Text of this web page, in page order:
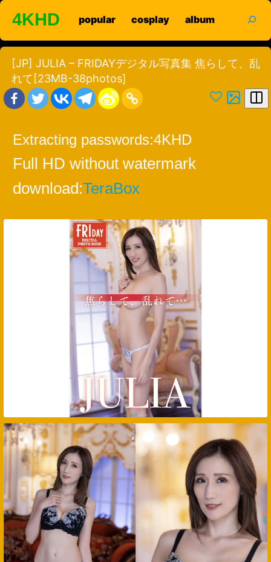
Skip
content
4KHD popular cosplay album
[JP] JULIA – FRIDAYデジタル写真集 焦らして、乱
れて[23MB-38photos]
Extracting passwords:4KHD
Full HD without watermark
download:TeraBox